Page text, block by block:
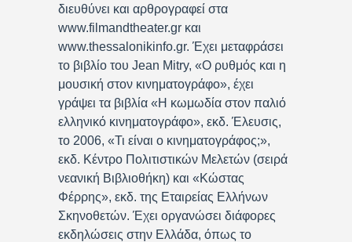
διευθύνει και αρθρογραφεί στα
www.filmandtheater.gr και
www.thessalonikinfo.gr. Έχει μεταφράσει
το βιβλίο του Jean Mitry, «Ο ρυθμός και η
μουσική στον κινηματογράφο», έχει
γράψει τα βιβλία «Η κωμωδία στον παλιό
ελληνικό κινηματογράφο», εκδ. Έλευσις,
το 2006, «Τι είναι ο κινηματογράφος;»,
εκδ. Κέντρο Πολιτιστικών Μελετών (σειρά
νεανική Βιβλιοθήκη) και «Κώστας
Φέρρης», εκδ. της Εταιρείας Ελλήνων
Σκηνοθετών. Έχει οργανώσει διάφορες
εκδηλώσεις στην Ελλάδα, όπως το